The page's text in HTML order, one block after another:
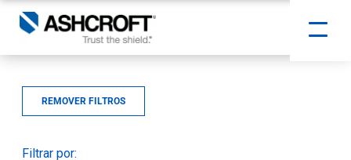
REMOVER FILTROS
Filtrar por: